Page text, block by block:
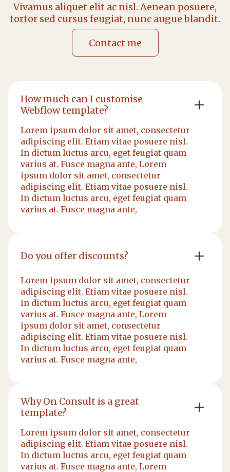
Vivamus aliquet elit ac nisl. Aenean posuere,
tortor sed cursus feugiat, nunc augue blandit.
Contact me
How much can I customise
Webflow template?
Lorem ipsum dolor sit amet, consectetur
adipiscing elit. Etiam vitae posuere nisl.
In dictum luctus arcu, eget feugiat quam
varius at. Fusce magna ante, Lorem
ipsum dolor sit amet, consectetur
adipiscing elit. Etiam vitae posuere nisl.
In dictum luctus arcu, eget feugiat quam
varius at. Fusce magna ante,
Do you offer discounts?
Lorem ipsum dolor sit amet, consectetur
adipiscing elit. Etiam vitae posuere nisl.
In dictum luctus arcu, eget feugiat quam
varius at. Fusce magna ante, Lorem
ipsum dolor sit amet, consectetur
adipiscing elit. Etiam vitae posuere nisl.
In dictum luctus arcu, eget feugiat quam
varius at. Fusce magna ante,
Why On Consult is a great
template?
Lorem ipsum dolor sit amet, consectetur
adipiscing elit. Etiam vitae posuere nisl.
In dictum luctus arcu, eget feugiat quam
varius at. Fusce magna ante, Lorem